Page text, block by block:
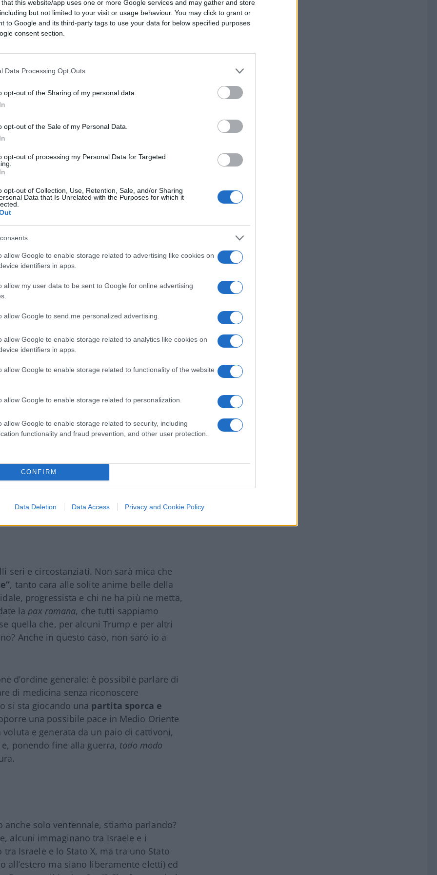
that this website/app uses one or more Google services and may gather and store
but not limited to your visit or usage behaviour. You may click to grant or
to Google and its third-party tags to use your data for below specified purposes
consent section.
Data Processing Opt Outs
opt-out of the Sharing of my personal data.
opt-out of the Sale of my Personal Data.
opt-out of processing my Personal Data for Targeted
opt-out of Collection, Use, Retention, Sale, and/or Sharing
Data that Is Unrelated with the Purposes for which it
allow Google to enable storage related to advertising like cookies on
identifiers in apps.
allow my user data to be sent to Google for online advertising
allow Google to send me personalized advertising.
allow Google to enable storage related to analytics like cookies on
identifiers in apps.
allow Google to enable storage related to functionality of the website
allow Google to enable storage related to personalization.
allow Google to enable storage related to security, including
functionality and fraud prevention, and other user protection.
CONFIRM
Data Deletion Data Access Privacy and Cookie Policy
più evoluti, quelli che si fanno anche
fare una cosa soltanto perché la facevano
dosi eccessive
deduttivo, dovremmo considerare
lontani. Anche per i nativi americani
della
Union Pacific
incertezza per quella umana quota di
scoperta del fuoco deve aver
astanti.
di valutazione degli eventi osservabili
esponenziale, è stato il
l’antipatica caratteristica di
controindicazione ancora da
generali sui diritti garantiti
dei Diritti Umani del 1948, ha
cosa si era da poco usciti: due guerre
e armonizzare i migliori intenti delle
non prima di avervi ricordato che, non di
dei sommi congressi mondiali,
invitarefarisei e pacifisti da salotto
e dedicarsi ad altro, se non altro
tanto tolleranti e amanti della pace non
seri e circostanziati. Non sarà mica che
, tanto cara alle solite anime belle della
progressista e chi ne ha più ne metta,
la pax romana, che tutti sappiamo
quella che, per alcuni Trump e per altri
Anche in questo caso, non sarò io a
d’ordine generale: è possibile parlare di
di medicina senza riconoscere
si sta giocando una partita sporca e
una possibile pace in Medio Oriente
e generata da un paio di cattivoni,
ponendo fine alla guerra, todo modo
solo ventennale, stiamo parlando?
alcuni immaginano tra Israele e i
Israele e lo Stato X, ma tra uno Stato
all’estero ma siano liberamente eletti) ed